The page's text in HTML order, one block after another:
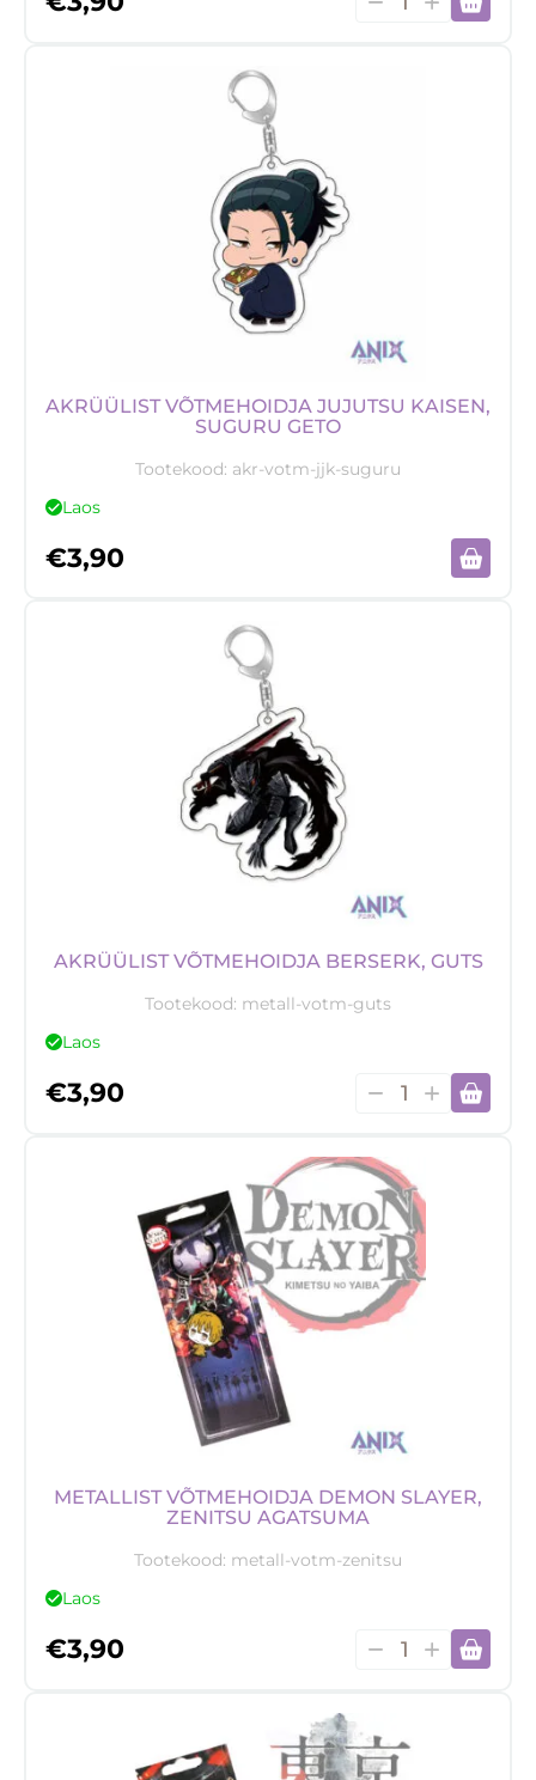
võtmehoidja
AKRÜÜLIST VÕTMEHOIDJA JUJUTSU KAISEN,
SUGURU GETO
Tootekood: akr-votm-jjk-suguru
Laos
€3,90
AKRÜÜLIST VÕTMEHOIDJA BERSERK, GUTS
Tootekood: metall-votm-guts
Laos
€3,90
Akrüülist
võtmehoidja
Guts
kogus
METALLIST VÕTMEHOIDJA DEMON SLAYER,
ZENITSU AGATSUMA
Tootekood: metall-votm-zenitsu
Laos
€3,90
Metallist
võtmehoidja
Slayer,
Zenitsu